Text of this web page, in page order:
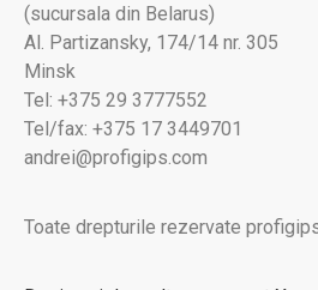
(sucursala din Belarus)
Al. Partizansky, 174/14 nr. 305
Minsk
Tel: +375 29 3777552
Tel/fax: +375 17 3449701
andrei@profigips.com
Toate drepturile rezervate